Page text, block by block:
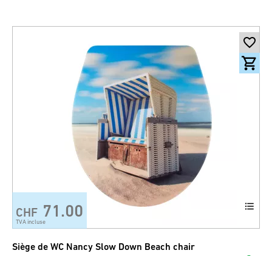
CHF 71.00
TVA incluse
Siège de WC Nancy Slow Down Beach chair